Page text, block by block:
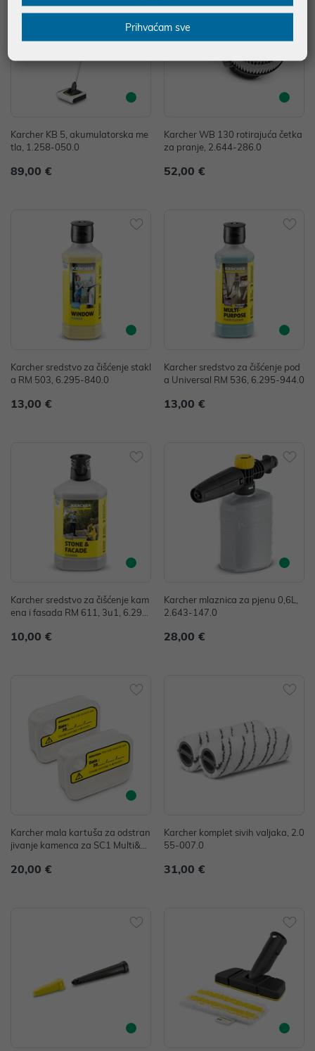
Karcher KB 5, akumulatorska me
tla, 1.258-050.0
89,00 €
Karcher WB 130 rotirajuća četka
za pranje, 2.644-286.0
52,00 €
Karcher sredstvo za čišćenje stakl
a RM 503, 6.295-840.0
13,00 €
Karcher sredstvo za čišćenje pod
a Universal RM 536, 6.295-944.0
13,00 €
Karcher sredstvo za čišćenje kam
ena i fasada RM 611, 3u1, 6.295
10,00 €
Karcher mlaznica za pjenu 0,6L,
2.643-147.0
28,00 €
Karcher mala kartuša za odstran
jivanje kamenca za SC1 Multi&M
20,00 €
Karcher komplet sivih valjaka, 2.0
55-007.0
31,00 €
Prihvaćam sve